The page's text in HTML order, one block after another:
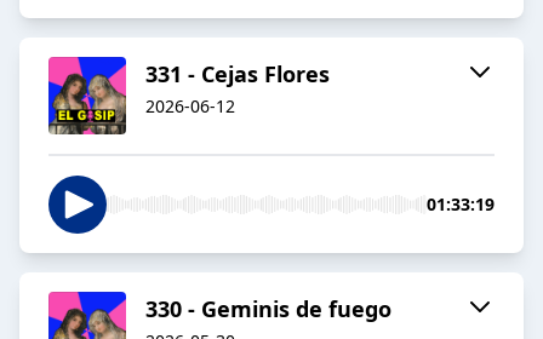
331 - Cejas Flores
2026-06-12
01:33:19
330 - Geminis de fuego